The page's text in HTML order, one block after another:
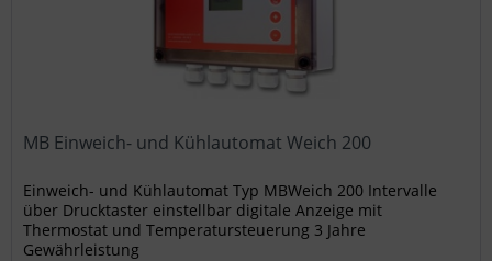
MB Einweich- und Kühlautomat Weich 200
Einweich- und Kühlautomat Typ MBWeich 200 Intervalle
über Drucktaster einstellbar digitale Anzeige mit
Thermostat und Temperatursteuerung 3 Jahre
Gewährleistung